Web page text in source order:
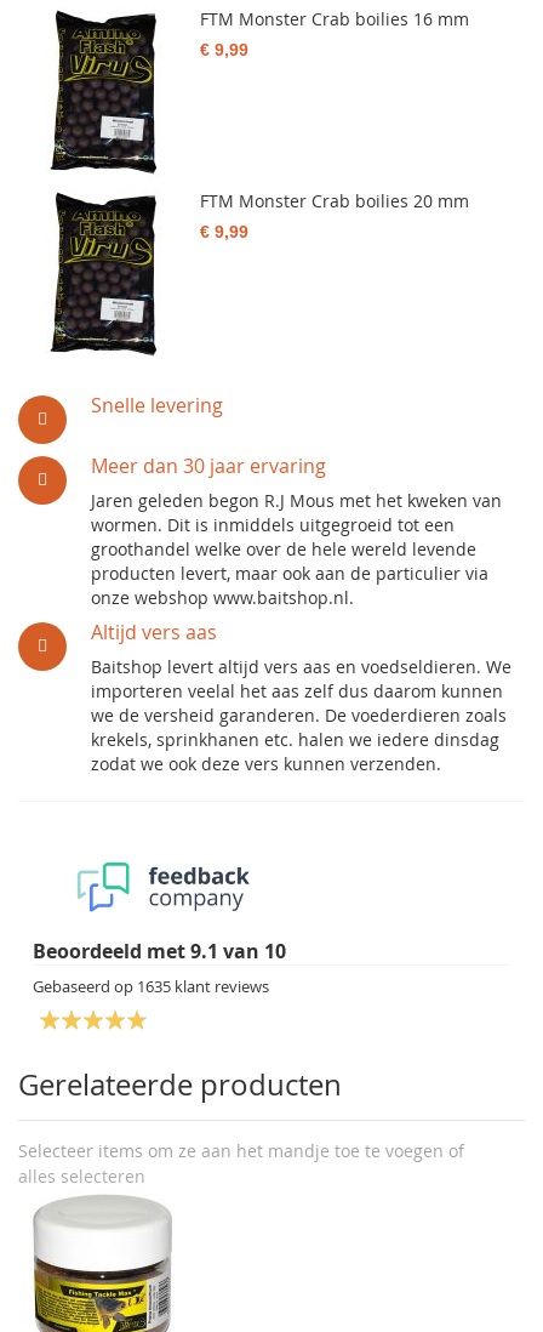
Snelle levering
Meer dan 30 jaar ervaring
Jaren geleden begon R.J Mous met het kweken van
wormen. Dit is inmiddels uitgegroeid tot een
groothandel welke over de hele wereld levende
producten levert, maar ook aan de particulier via
onze webshop www.baitshop.nl.
Altijd vers aas
Baitshop levert altijd vers aas en voedseldieren. We
importeren veelal het aas zelf dus daarom kunnen
we de versheid garanderen. De voederdieren zoals
krekels, sprinkhanen etc. halen we iedere dinsdag
zodat we ook deze vers kunnen verzenden.
Beoordeeld met9.1 van 10
Gebaseerd op 1635 klant reviews
Gerelateerde producten
Selecteer items om ze aan het mandje toe te voegen of
alles selecteren
FTM Monster Crab boilies 16 mm
€ 9,99
FTM Monster Crab boilies 20 mm
€ 9,99